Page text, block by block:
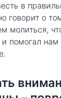
в
говорит о
молиться,
помогал нам